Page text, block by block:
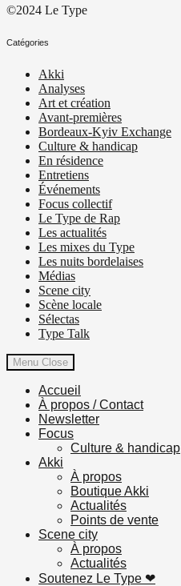
©2024 Le Type
Catégories
Akki
Analyses
Art et création
Avant-premières
Bordeaux-Kyiv Exchange
Culture & handicap
En résidence
Entretiens
Événements
Focus collectif
Le Type de Rap
Les actualités
Les mixes du Type
Les nuits bordelaises
Médias
Scene city
Scène locale
Sélectas
Type Talk
Menu Close
Accueil
À propos / Contact
Newsletter
Focus
Culture & handicap
Akki
À propos
Boutique Akki
Actualités
Points de vente
Scene city
À propos
Actualités
Soutenez Le Type ❤︎